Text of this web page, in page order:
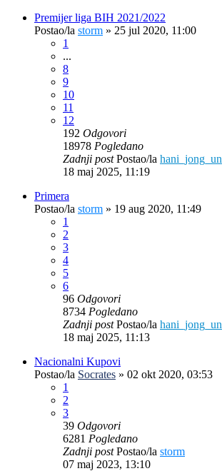
Premijer liga BIH 2021/2022
Postao/la storm » 25 jul 2020, 11:00
1
...
8
9
10
11
12
192 Odgovori
18978 Pogledano
Zadnji postPostao/la hani_jong_un
18 maj 2025, 11:19
Primera
Postao/la storm » 19 aug 2020, 11:49
1
2
3
4
5
6
96 Odgovori
8734 Pogledano
Zadnji postPostao/la hani_jong_un
18 maj 2025, 11:13
Nacionalni Kupovi
Postao/la Socrates » 02 okt 2020, 03:53
1
2
3
39 Odgovori
6281 Pogledano
Zadnji postPostao/la storm
07 maj 2023, 13:10